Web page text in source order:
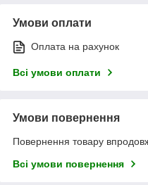
Умови оплати
Оплата на рахунок
Всі умови оплати
Умови повернення
Повернення товару
Всі умови повернення